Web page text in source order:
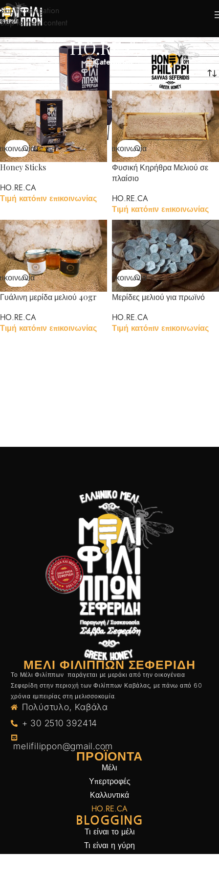
Skip to navigation
Skip to main content
HO.RE.CA
Categories
Αρχική σελίδα
HO.RE.CA
Honey Sticks
HO.RE.CA
Τιμή κατόπιν επικοινωνίας
Επικοινωνία
Φυσική Κηρήθρα Μελιού σε
πλαίσιο
HO.RE.CA
Τιμή κατόπιν επικοινωνίας
Γυάλινη μερίδα μελιού 40gr
HO.RE.CA
Τιμή κατόπιν επικοινωνίας
Επικοινωνία
Μερίδες μελιού για πρωϊνό
HO.RE.CA
Τιμή κατόπιν επικοινωνίας
ΜΈΛΙ ΦΙΛΙΠΠΩΝ ΣΕΦΕΡΊΔΗ
Το Μέλι Φιλίππων παράγεται με μεράκι από την οικογένεια
Σεφερίδη στην περιοχή των Φιλίππων Καβάλας, με πάνω από 60
χρόνια εμπειρίας στη μελισσοκομία.
Πολύστυλο, Καβάλα
+ 30 2510 392414
melifilippon@gmail.com
ΠΡΟΪΌΝΤΑ
Μέλι
Υπερτροφές
Καλλυντικά
HO.RE.CA
BLOGGING
Τι είναι το μέλι
Τι είναι η γύρη